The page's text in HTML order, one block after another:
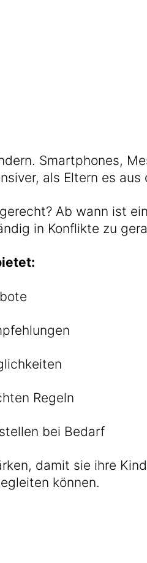
Smartphones,
als Eltern es
Ab wann ist
in Konflikte zu
Regeln
bei Bedarf
damit sie ihre
können.